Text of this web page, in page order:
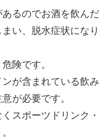
るのでお酒を飲んだ
い、脱水症状になり
険です。
が含まれている飲み
が必要です。
スポーツドリンク・